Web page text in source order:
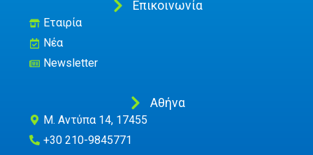
Επικοινωνία
Εταιρία
Νέα
Newsletter
Αθήνα
M. Αντύπα 14, 17455
+30 210-9845771